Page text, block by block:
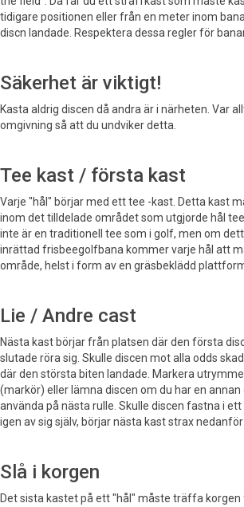
tidigare positionen eller från en meter inom
discn landade. Respektera dessa regler för
Säkerhet är viktigt!
Kasta aldrig discen då andra är i närheten. Var
omgivning så att du undviker detta.
Tee kast / första kast
Varje "hål" börjar med ett tee -kast. Detta kast
inom det tilldelade området som utgjorde hål
inte är en traditionell tee som i golf, men om
inrättad frisbeegolfbana kommer varje hål att
område, helst i form av en gräsbeklädd
Lie / Andre cast
Nästa kast börjar från platsen där den första
slutade röra sig. Skulle discen mot alla odds
där den största biten landade. Markera
(markör) eller lämna discen om du har en annan
använda på nästa rulle. Skulle discen fastna i
igen av sig själv, börjar nästa kast strax
Slå i korgen
Det sista kastet på ett "hål" måste träffa korgen